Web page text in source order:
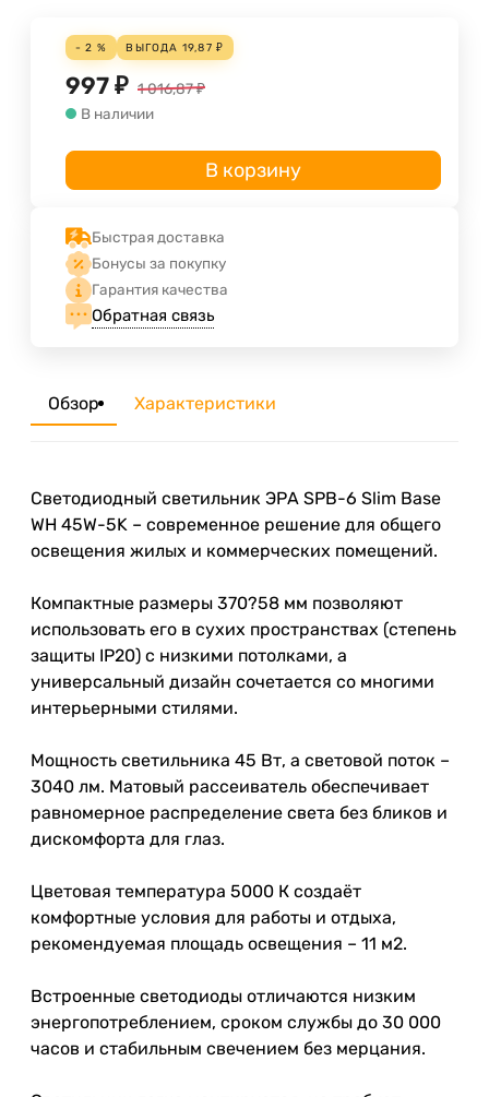
- 2 % ВЫГОДА 19,87 ₽
997 ₽ 1 016,87₽
В наличии
В корзину
Быстрая доставка
Бонусы за покупку
Гарантия качества
Обратная связь
Обзор Характеристики
Светодиодный светильник ЭРА SPB-6 Slim Base
WH 45W-5K – современное решение для общего
освещения жилых и коммерческих помещений.
Компактные размеры 370?58 мм позволяют
использовать его в сухих пространствах (степень
защиты IP20) с низкими потолками, а
универсальный дизайн сочетается со многими
интерьерными стилями.
Мощность светильника 45 Вт, а световой поток –
3040 лм. Матовый рассеиватель обеспечивает
равномерное распределение света без бликов и
дискомфорта для глаз.
Цветовая температура 5000 К создаёт
комфортные условия для работы и отдыха,
рекомендуемая площадь освещения – 11 м2.
Встроенные светодиоды отличаются низким
энергопотреблением, сроком службы до 30 000
часов и стабильным свечением без мерцания.